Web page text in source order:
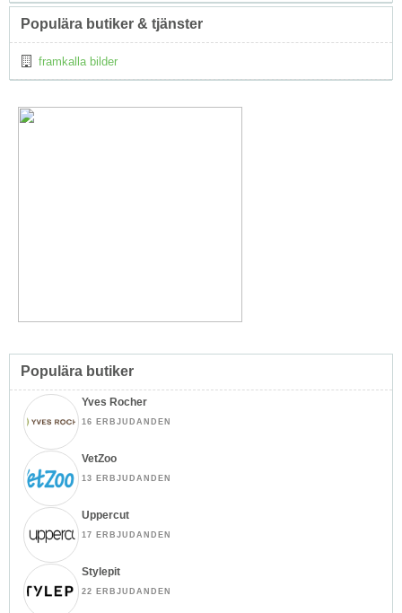
Populära butiker & tjänster
framkalla bilder
Populära butiker
Yves Rocher
16 ERBJUDANDEN
VetZoo
13 ERBJUDANDEN
Uppercut
17 ERBJUDANDEN
Stylepit
22 ERBJUDANDEN